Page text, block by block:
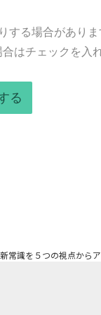
する場合があり
はチェックを入
常識を５つの視点から